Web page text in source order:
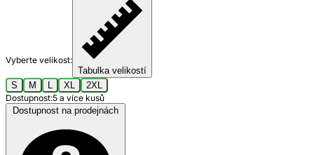
Vyberte velikost:
Tabulka velikostí
S
M L XL
2XL
Dostupnost:5 a více kusů